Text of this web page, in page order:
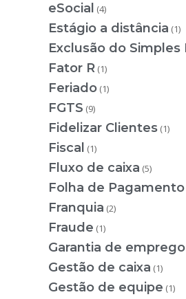
eSocial (4)
Estágio a distância (1)
Exclusão do Simples
Fator R (1)
Feriado (1)
FGTS (9)
Fidelizar Clientes (1)
Fiscal (1)
Fluxo de caixa (5)
Folha de Pagamento
Franquia (2)
Fraude (1)
Garantia de emprego
Gestão de caixa (1)
Gestão de equipe (1)